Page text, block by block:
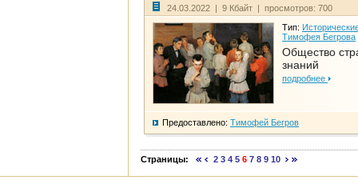
24.03.2022 | 9 Кбайт | просмотров: 700
Тип:
Тимофея Бегрова
Общество
знаний
подробнее
Предоставлено: Тимофей Бегров
Страницы: 2 3 4 5 6 7 8 9 10